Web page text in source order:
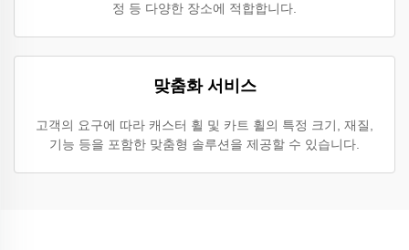
정 등 다양한 장소에 적합합니다.
맞춤화 서비스
고객의 요구에 따라 캐스터 휠 및 카트 휠의 특정 크기, 재질,
기능 등을 포함한 맞춤형 솔루션을 제공할 수 있습니다.